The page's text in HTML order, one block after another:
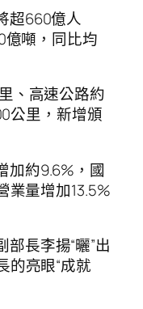
超660億人
噸，同比均
、高速公路約
公里，新增頒
加約9.6%，國
業量增加13.5%
長李揚“曬”出
的亮眼“成就